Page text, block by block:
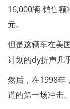
16,000辆-销售
元。
但是这辆车在美
计划的dy折声几
然后，在1998年
道的第一场冲击。